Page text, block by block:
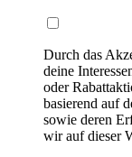
Durch das
deine
oder
basierend auf
sowie deren
wir auf dieser